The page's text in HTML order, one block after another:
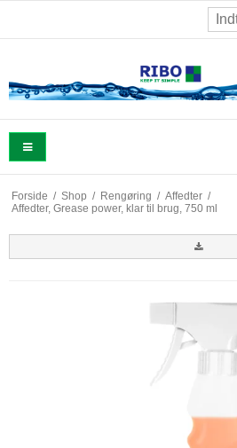
Forside / Shop / Rengøring / Affedter /
Affedter, Grease power, klar til brug, 750 ml